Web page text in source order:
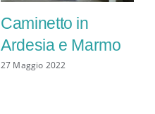
Caminetto in
Ardesia e Marmo
27 Maggio 2022